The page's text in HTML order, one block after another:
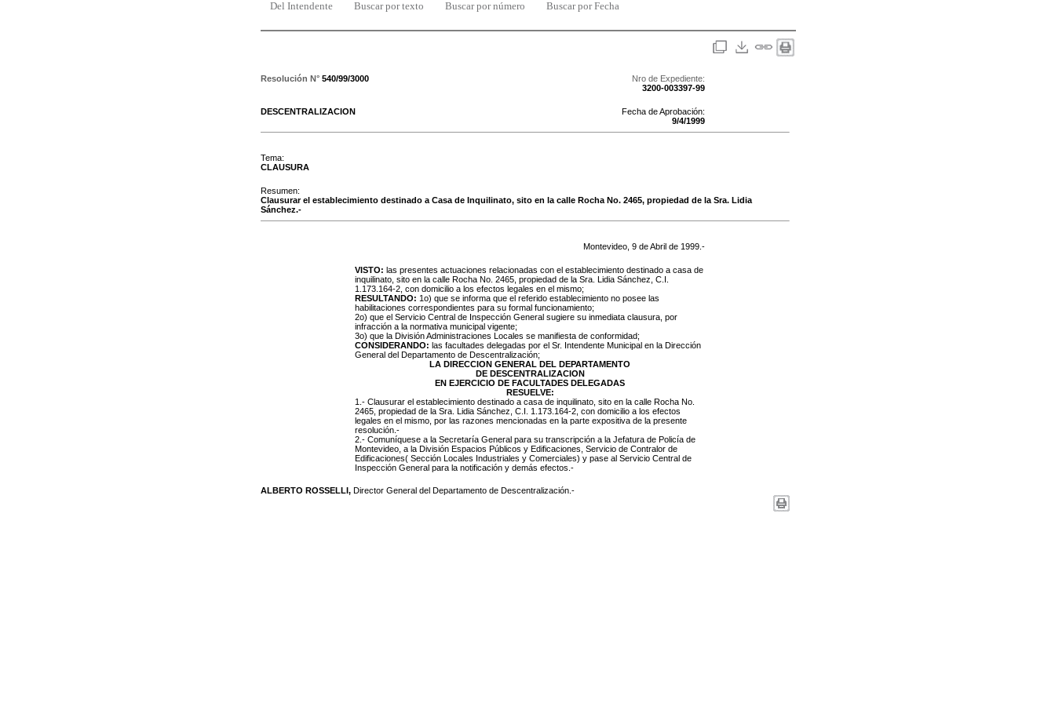
Del Intendente Buscar por texto Buscar por número Buscar por Fecha
Resolución N° 540/99/3000
Nro de Expediente:
3200-003397-99
DESCENTRALIZACION
Fecha de Aprobación:
9/4/1999
Tema:
CLAUSURA
Resumen:
Clausurar el establecimiento destinado a Casa de Inquilinato, sito en la calle Rocha No. 2465, propiedad de la Sra. Lidia
Sánchez.-
Montevideo, 9 deAbril de 1999 .-
VISTO: las presentes actuaciones relacionadas con el establecimiento destinado a casa de
inquilinato, sito en la calle Rocha No. 2465, propiedad de la Sra. Lidia Sánchez, C.I.
1.173.164-2, con domicilio a los efectos legales en el mismo;
RESULTANDO: 1o) que se informa que el referido establecimiento no posee las
habilitaciones correspondientes para su formal funcionamiento;
2o) que el Servicio Central de Inspección General sugiere su inmediata clausura, por
infracción a la normativa municipal vigente;
3o) que la División Administraciones Locales se manifiesta de conformidad;
CONSIDERANDO: las facultades delegadas por el Sr. Intendente Municipal en la Dirección
General del Departamento de Descentralización;
LA DIRECCION GENERAL DEL DEPARTAMENTO
DE DESCENTRALIZACION
EN EJERCICIO DE FACULTADES DELEGADAS
RESUELVE:
1.- Clausurar el establecimiento destinado a casa de inquilinato, sito en la calle Rocha No.
2465, propiedad de la Sra. Lidia Sánchez, C.I. 1.173.164-2, con domicilio a los efectos
legales en el mismo, por las razones mencionadas en la parte expositiva de la presente
resolución.-
2.- Comuníquese a la Secretaría General para su transcripción a la Jefatura de Policía de
Montevideo, a la División Espacios Públicos y Edificaciones, Servicio de Contralor de
Edificaciones( Sección Locales Industriales y Comerciales) y pase al Servicio Central de
Inspección General para la notificación y demás efectos.-
ALBERTO ROSSELLI, Director General del Departamento de Descentralización.-